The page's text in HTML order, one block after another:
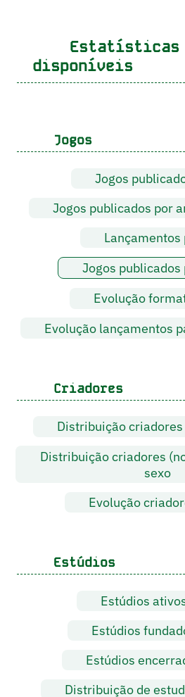
Estatísticas
disponíveis
Jogos
Jogos
Jogos publicados por
Lançamentos
Jogos
Evolução
Evolução lançamentos
Criadores
Distribuição
Distribuição criadores
sexo
Evolução
Estúdios
Estúdios
Estúdios
Estúdios
Distribuição de